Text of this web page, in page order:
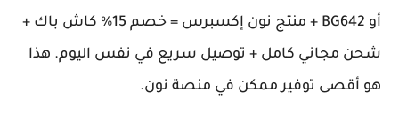
أو BG642 + منتج نون إكسبرس = خصم 15% كاش باك +
شحن مجاني كامل + توصيل سريع في نفس اليوم. هذا
هو أقصى توفير ممكن في منصة نون.